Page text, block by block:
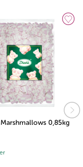
Marshmallows 0,85kg